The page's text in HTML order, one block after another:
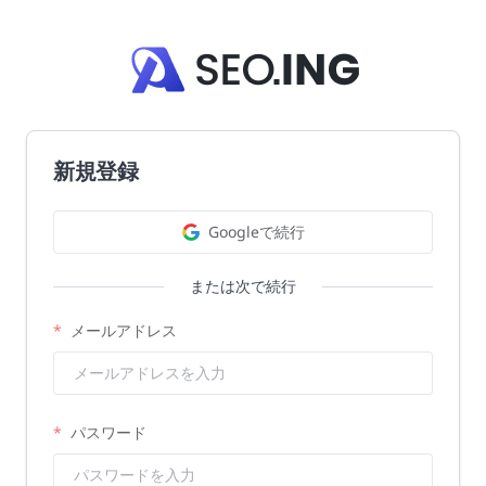
新規登録
Googleで続行
または次で続行
メールアドレス
パスワード